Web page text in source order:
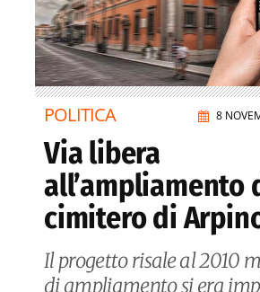
8
POLITICA
Via libera
all’ampliamento
cimitero di
Il progetto risale al 2010
di ampliamento si era